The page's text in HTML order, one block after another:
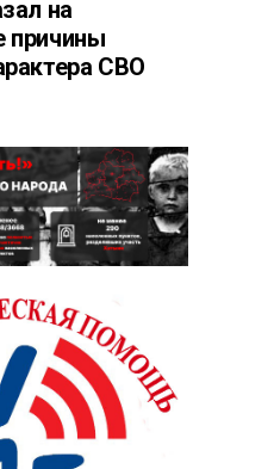
на
причины
СВО